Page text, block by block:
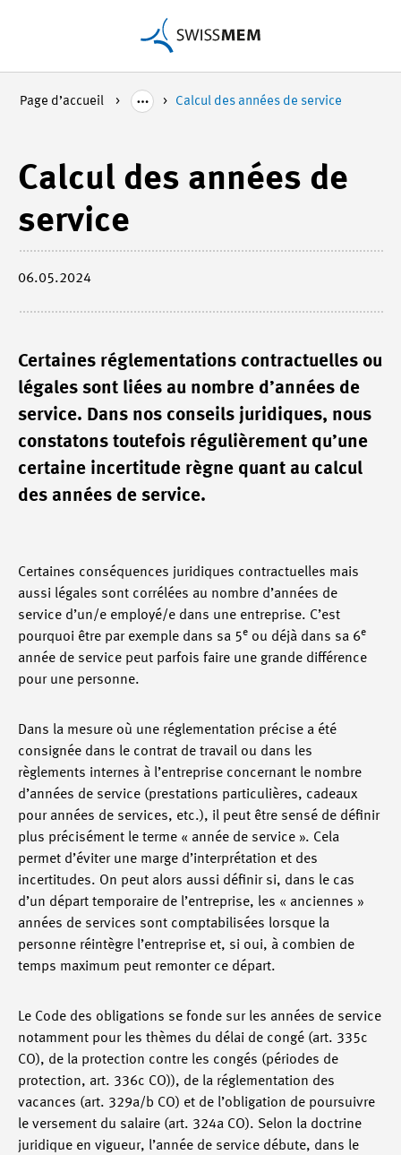
Page d’accueil Calcul des années de service
Calcul des années de
service
06.05.2024
Certaines réglementations contractuelles ou
légales sont liées au nombre d’années de
service. Dans nos conseils juridiques, nous
constatons toutefois régulièrement qu’une
certaine incertitude règne quant au calcul
des années de service.
Certaines conséquences juridiques contractuelles mais
aussi légales sont corrélées au nombre d’années de
service d’un/e employé/e dans une entreprise. C’est
pourquoi être par exemple dans sa 5e ou déjà dans sa 6e
année de service peut parfois faire une grande différence
pour une personne.
Dans la mesure où une réglementation précise a été
consignée dans le contrat de travail ou dans les
règlements internes à l’entreprise concernant le nombre
d’années de service (prestations particulières, cadeaux
pour années de services, etc.), il peut être sensé de définir
plus précisément le terme « année de service ». Cela
permet d’éviter une marge d’interprétation et des
incertitudes. On peut alors aussi définir si, dans le cas
d’un départ temporaire de l’entreprise, les « anciennes »
années de services sont comptabilisées lorsque la
personne réintègre l’entreprise et, si oui, à combien de
temps maximum peut remonter ce départ.
Le Code des obligations se fonde sur les années de service
notamment pour les thèmes du délai de congé (art. 335c
CO), de la protection contre les congés (périodes de
protection, art. 336c CO)), de la réglementation des
vacances (art. 329a/b CO) et de l’obligation de poursuivre
le versement du salaire (art. 324a CO). Selon la doctrine
juridique en vigueur, l’année de service débute, dans le